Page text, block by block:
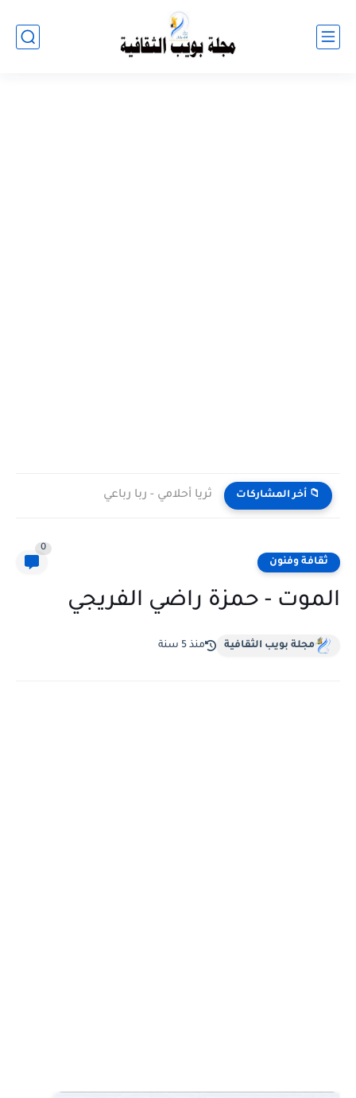
📁 أخر المشاركات ثريا أحلامي - ربا رباعي
ثقافة وفنون
0
الموت - حمزة راضي الفريجي
مجلة بويب الثقافية منذ 5 سنة